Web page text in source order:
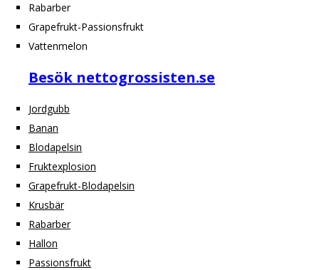
Rabarber
Grapefrukt-Passionsfrukt
Vattenmelon
Besök nettogrossisten.se
Jordgubb
Banan
Blodapelsin
Fruktexplosion
Grapefrukt-Blodapelsin
Krusbär
Rabarber
Hallon
Passionsfrukt